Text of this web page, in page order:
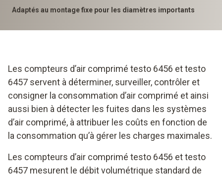
Adaptés au montage fixe pour les diamètres importants
Les compteurs d’air comprimé testo 6456 et testo
6457 servent à déterminer, surveiller, contrôler et
consigner la consommation d’air comprimé et ainsi
aussi bien à détecter les fuites dans les systèmes
d’air comprimé, à attribuer les coûts en fonction de
la consommation qu’à gérer les charges maximales.
Les compteurs d’air comprimé testo 6456 et testo
6457 mesurent le débit volumétrique standard de